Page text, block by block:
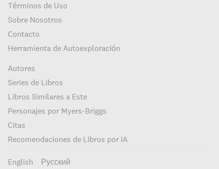
Términos de Uso
Sobre Nosotros
Contacto
Herramienta de Autoexploración
Autores
Series de Libros
Libros Similares a Este
Personajes por Myers-Briggs
Citas
Recomendaciones de Libros por IA
English Русский